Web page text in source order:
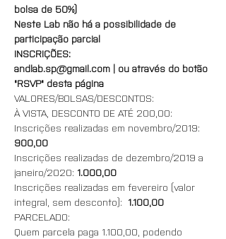
bolsa de 50%)
Neste Lab não há a possibilidade de
participação parcial
INSCRIÇÕES:
andlab.sp@gmail.com | ou através do botão
"RSVP" desta página
VALORES/BOLSAS/DESCONTOS:
À VISTA, DESCONTO DE ATÉ 200,00:
Inscrições realizadas em novembro/2019:
900,00
Inscrições realizadas de dezembro/2019 a
janeiro/2020: 1.000,00
Inscrições realizadas em fevereiro (valor
integral, sem desconto): 1.100,00
PARCELADO:
Quem parcela paga 1.100,00, podendo